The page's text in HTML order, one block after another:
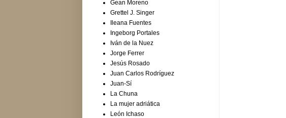
Gean Moreno
Grettel J. Singer
Ileana Fuentes
Ingeborg Portales
Iván de la Nuez
Jorge Ferrer
Jesús Rosado
Juan Carlos Rodríguez
Juan-Sí
La Chuna
La mujer adriática
León Ichaso